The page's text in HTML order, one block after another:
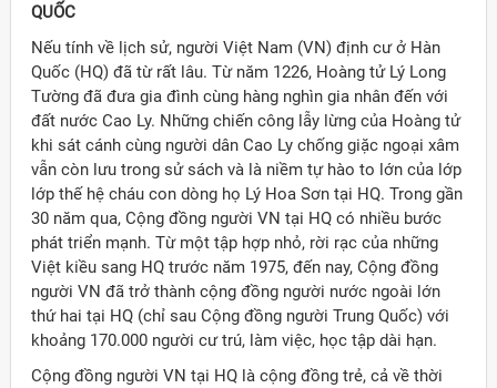
QUỐC
Nếu tính về lịch sử, người Việt Nam (VN) định cư ở Hàn
Quốc (HQ) đã từ rất lâu. Từ năm 1226, Hoàng tử Lý Long
Tường đã đưa gia đình cùng hàng nghìn gia nhân đến với
đất nước Cao Ly. Những chiến công lẫy lừng của Hoàng tử
khi sát cánh cùng người dân Cao Ly chống giặc ngoại xâm
vẫn còn lưu trong sử sách và là niềm tự hào to lớn của lớp
lớp thế hệ cháu con dòng họ Lý Hoa Sơn tại HQ. Trong gần
30 năm qua, Cộng đồng người VN tại HQ có nhiều bước
phát triển mạnh. Từ một tập hợp nhỏ, rời rạc của những
Việt kiều sang HQ trước năm 1975, đến nay, Cộng đồng
người VN đã trở thành cộng đồng người nước ngoài lớn
thứ hai tại HQ (chỉ sau Cộng đồng người Trung Quốc) với
khoảng 170.000 người cư trú, làm việc, học tập dài hạn.
Cộng đồng người VN tại HQ là cộng đồng trẻ, cả về thời